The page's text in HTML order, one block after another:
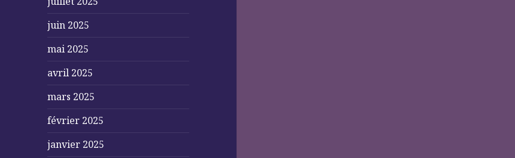
juin 2025
mai 2025
avril 2025
mars 2025
février 2025
janvier 2025